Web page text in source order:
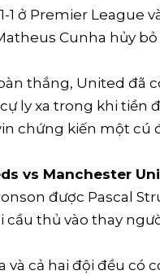
ở Premier League
Cunha hủy
thắng, United đã
ly xa trong khi tiền
chứng kiến ​​một cú
vs Manchester
được ‍Pascal
thủ vào thay
cả hai đội đều có